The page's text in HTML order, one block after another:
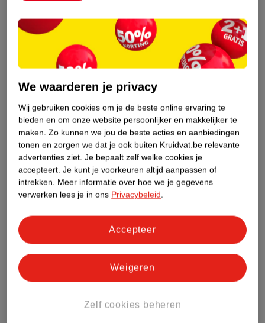
Productinformatie
Etiketinformatie
Nature Impact Score
Dit product heeft (nog) geen Nature
Impact Score.
Meer informatie
Bestel & Bezorginformatie
Bekijk ook
MeerOdaban Alle Deospray
We waarderen je privacy
Wij gebruiken cookies om je de beste online ervaring te
bieden en om onze website persoonlijker en makkelijker te
maken. Zo kunnen we jou de beste acties en aanbiedingen
tonen en zorgen we dat je ook buiten Kruidvat.be relevante
advertenties ziet. Je bepaalt zelf welke cookies je
accepteert. Je kunt je voorkeuren altijd aanpassen of
intrekken. Meer informatie over hoe we je gegevens
verwerken lees je in ons Privacybeleid.
Zelf cookies beheren
Weigeren
Accepteer